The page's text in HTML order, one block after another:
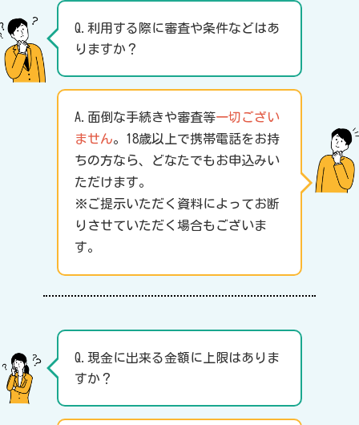
Q.利用する際に審査や条件などはあ
りますか？
A.面倒な手続きや審査等一切ござい
ません。18歳以上で携帯電話をお持
ちの方なら、どなたでもお申込みい
ただけます。
※ご提示いただく資料によってお断
りさせていただく場合もございま
す。
Q.現金に出来る金額に上限はありま
すか？